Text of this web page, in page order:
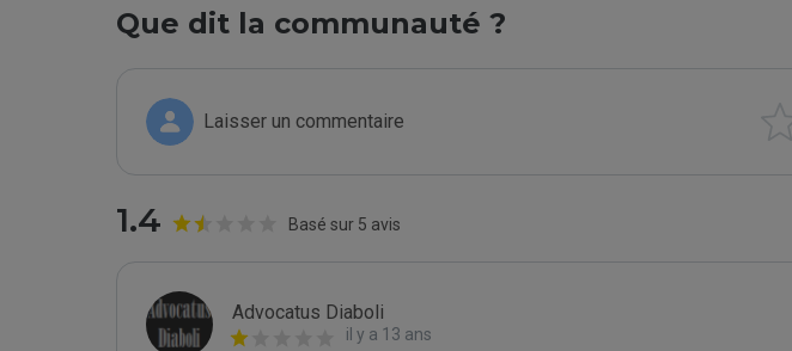
Que dit la communauté ?
Laisser un commentaire
1.4 Basé sur 5 avis
Advocatus Diaboli
il y a 13 ans